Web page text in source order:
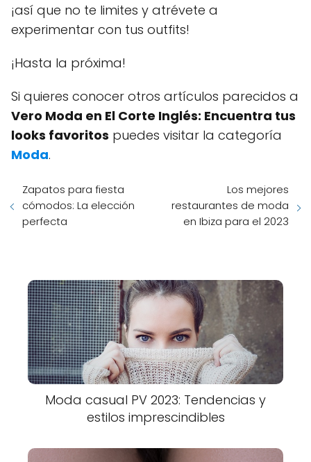
¡así que no te limites y atrévete a
experimentar con tus outfits!
¡Hasta la próxima!
Si quieres conocer otros artículos parecidos a
Vero Moda en El Corte Inglés: Encuentra tus
looks favoritos puedes visitar la categoría
Moda.
Zapatos para fiesta
cómodos: La elección
perfecta
Los mejores
restaurantes de moda
en Ibiza para el 2023
Moda casual PV 2023: Tendencias y
estilos imprescindibles